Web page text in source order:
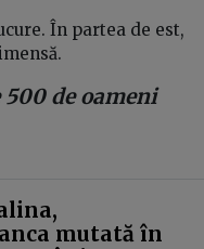
În partea de est,
de oameni
mutată în